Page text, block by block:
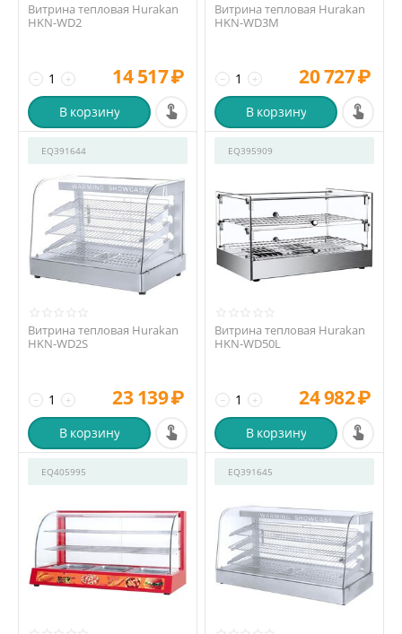
Витрина тепловая Hurakan
HKN-WD2
+
− 14 517₽
В корзину
Витрина тепловая Hurakan
HKN-WD3M
+
− 20 727₽
В корзину
EQ391644
Витрина тепловая Hurakan
HKN-WD2S
+
− 23 139₽
В корзину
EQ395909
Витрина тепловая Hurakan
HKN-WD50L
+
− 24 982₽
В корзину
EQ405995 EQ391645